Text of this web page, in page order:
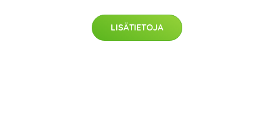
LISÄTIETOJA